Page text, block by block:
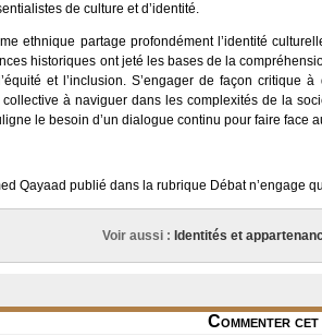
de culture et d’identité.
ethnique partage profondément l’identité
historiques ont jeté les bases de la
et l’inclusion. S’engager de façon critique
à naviguer dans les complexités de la
le besoin d’un dialogue continu pour faire face
Qayaad publié dans la rubrique Débat n’engage
Voir aussi : Identités et
Commenter